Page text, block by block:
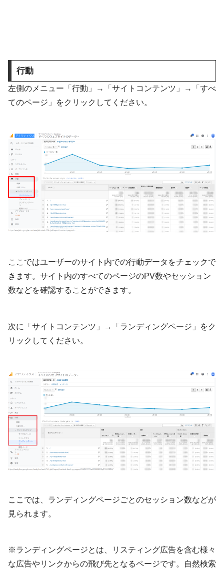
行動
左側のメニュー「行動」→「サイトコンテンツ」→「すべ
てのページ」をクリックしてください。
ここではユーザーのサイト内での行動データをチェックで
きます。サイト内のすべてのページのPV数やセッション
数などを確認することができます。
次に「サイトコンテンツ」→「ランディングページ」をク
リックしてください。
ここでは、ランディングページごとのセッション数などが
見られます。
※ランディングページとは、リスティング広告を含む様々
な広告やリンクからの飛び先となるページです。自然検索